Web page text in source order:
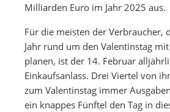
Milliarden Euro im Jahr 2025 aus.
Für die meisten der Verbraucher,
Jahr rund um den Valentinstag
planen, ist der 14. Februar
Einkaufsanlass. Drei Viertel von
zum Valentinstag immer
ein knappes Fünftel den Tag in